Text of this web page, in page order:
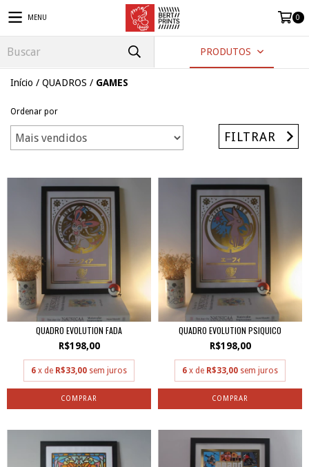
MENU 0
PRODUTOS
Início / QUADROS / GAMES
Ordenar por
FILTRAR
QUADRO EVOLUTION FADA
R$198,00
6 x de R$33,00 sem juros
QUADRO EVOLUTION PSIQUICO
R$198,00
6 x de R$33,00 sem juros